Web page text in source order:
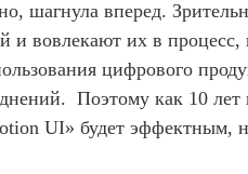
шагнула вперед.
и вовлекают их в
цифрового
Поэтому как 10
UI» будет эффектным,